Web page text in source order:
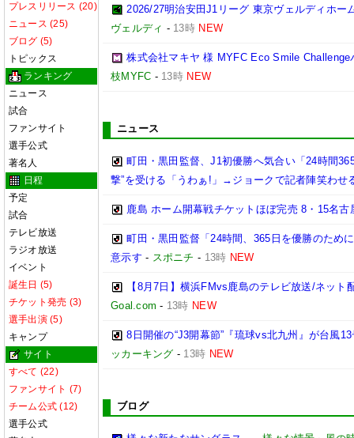
プレスリリース (20)
ニュース (25)
ブログ (5)
トピックス
ランキング
ニュース
試合
ファンサイト
選手公式
著名人
日程
予定
試合
テレビ放送
ラジオ放送
イベント
誕生日 (5)
チケット発売 (3)
選手出演 (5)
キャンプ
サイト
すべて (22)
ファンサイト (7)
チーム公式 (12)
選手公式
2026/27明治安田J1リーグ 東京ヴェルディホー
ヴェルディ - 13時 NEW
株式会社マキヤ 様 MYFC Eco Smile
枝MYFC - 13時 NEW
ニュース
町田・黒田監督、J1初優勝へ気合い「24時間
撃”を受ける「うわぁ!」→ジョークで記者陣笑わせ
鹿島 ホーム開幕戦チケットほぼ完売 8・15名古
町田・黒田監督「24時間、365日を優勝のため
意示す - スポニチ - 13時 NEW
【8月7日】横浜FMvs鹿島のテレビ放送/ネッ
Goal.com - 13時 NEW
8日開催の“J3開幕節”『琉球vs北九州』が台風
ッカーキング - 13時 NEW
ブログ